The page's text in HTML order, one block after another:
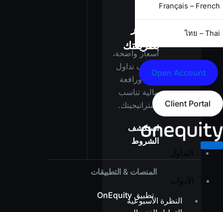
استثمر
بطريقتك
أسعار واضحة،
تكاليف تداول
أقل، ورافعة
مالية تناسب
استراتيجيتك.
استكشف
الشروط
الأدوات
النظرة الأسبوعية
Français – French
ไทย – Thai
Open Account
Client Portal
التداول
المنصات & التطبيقات
تطبيق OnEquity